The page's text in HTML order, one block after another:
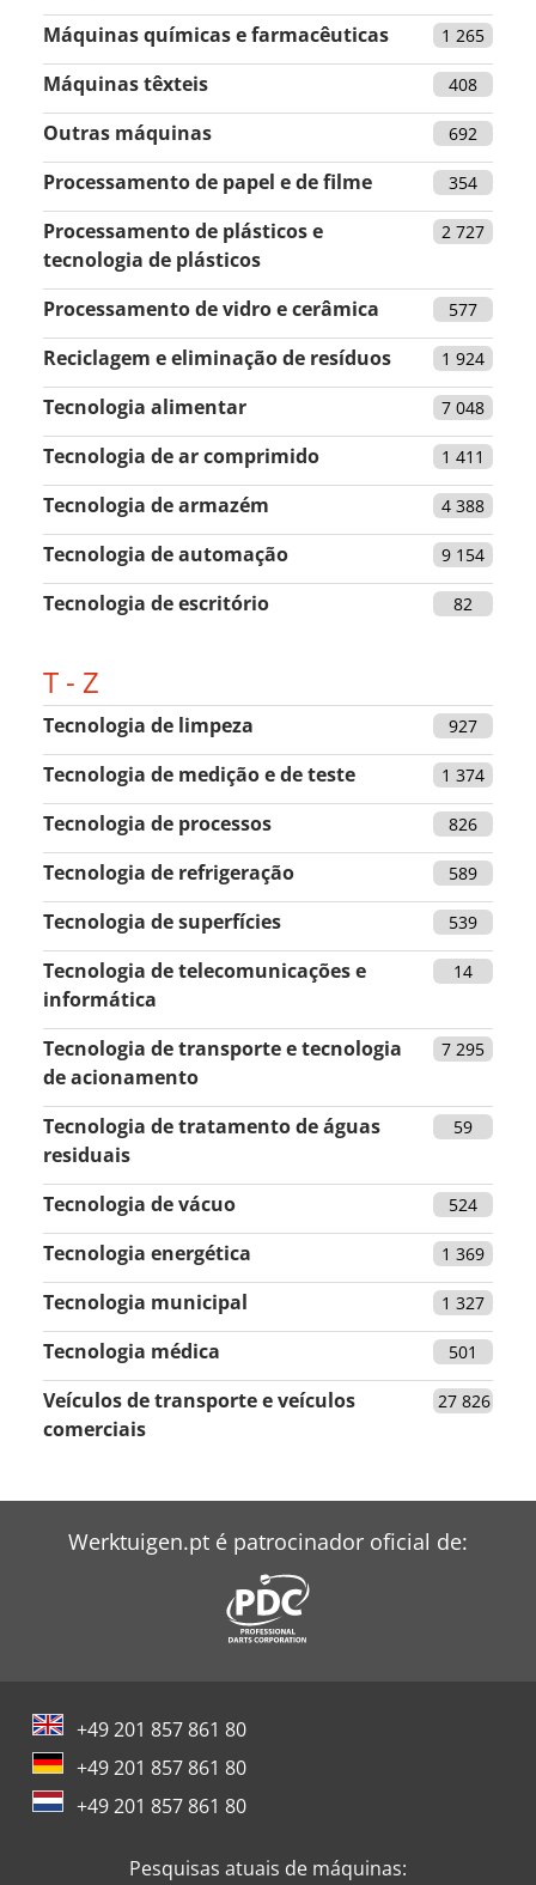
Máquinas químicas e farmacêuticas 1 265
Máquinas têxteis 408
Outras máquinas 692
Processamento de papel e de filme 354
Processamento de plásticos e
tecnologia de plásticos
2 727
Processamento de vidro e cerâmica 577
Reciclagem e eliminação de resíduos 1 924
Tecnologia alimentar 7 048
Tecnologia de ar comprimido 1 411
Tecnologia de armazém 4 388
Tecnologia de automação 9 154
Tecnologia de escritório 82
T - Z
Tecnologia de limpeza 927
Tecnologia de medição e de teste 1 374
Tecnologia de processos 826
Tecnologia de refrigeração 589
Tecnologia de superfícies 539
Tecnologia de telecomunicações e
informática
14
Tecnologia de transporte e tecnologia
de acionamento
7 295
Tecnologia de tratamento de águas
residuais
59
Tecnologia de vácuo 524
Tecnologia energética 1 369
Tecnologia municipal 1 327
Tecnologia médica 501
Veículos de transporte e veículos
comerciais
27 826
Werktuigen.pt é patrocinador oficial de:
+49 201 857 861 80
+49 201 857 861 80
+49 201 857 861 80
Pesquisas atuais de máquinas: